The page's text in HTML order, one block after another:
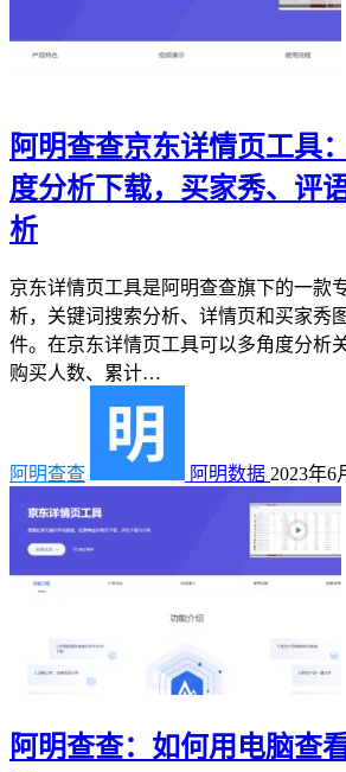
阿明查查京东详情页工具
度分析下载，买家秀、评
析
京东详情页工具是阿明查查旗下的一款
析，关键词搜索分析、详情页和买家秀
件。在京东详情页工具可以多角度分析
购买人数、累计…
阿明查查 阿明数据 2023年6
阿明查查：如何用电脑查